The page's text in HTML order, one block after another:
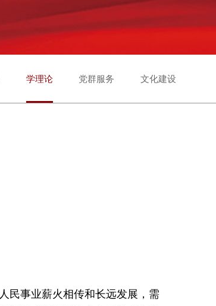
学理论 党群服务 文化建设
民事业薪火相传和长远发展，需